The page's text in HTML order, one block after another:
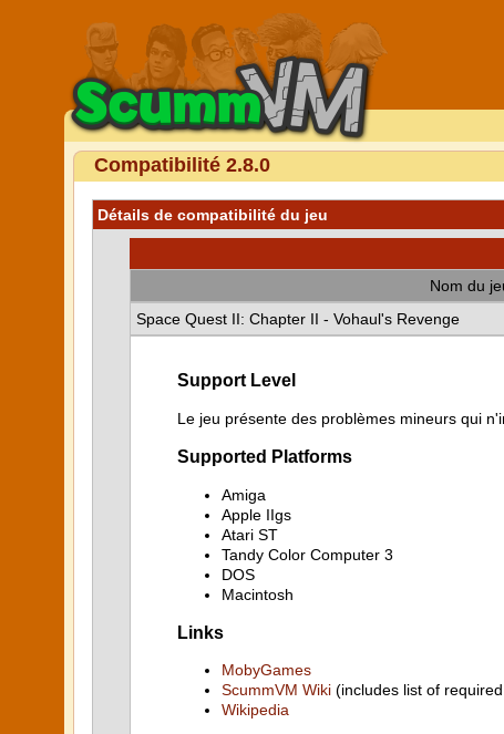
Compatibilité 2.8.0
Détails de compatibilité du jeu
Nom du
Space Quest II: Chapter II - Vohaul's Revenge
Support Level
Le jeu présente des problèmes mineurs qui
Supported Platforms
Amiga
Apple IIgs
Atari ST
Tandy Color Computer 3
DOS
Macintosh
Links
MobyGames
ScummVM Wiki (includes list of
Wikipedia